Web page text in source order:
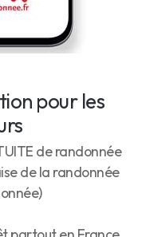
pour les
de randonnée
de la randonnée